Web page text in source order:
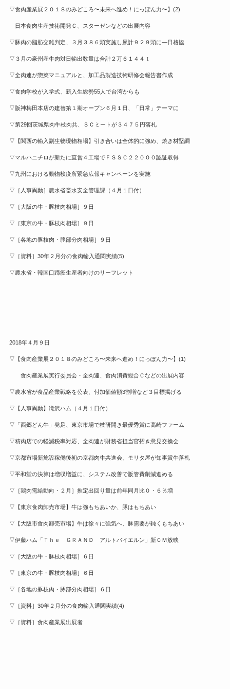
▽食肉産業展２０１８のみどころ〜未来へ進め！にっぽん力〜】(2)
日本食肉生産技術開発Ｃ、スターゼンなどの出展内容
▽豚肉の脂肪交雑判定、３月３８６頭実施し累計９２９頭に—日格協
▽３月の豪州産牛肉対日輸出数量は合計２万６１４４ｔ
▽全肉連が惣菜マニュアルと、加工品製造技術研修会報告書作成
▽食肉学校が入学式、新入生総勢55人で台湾からも
▽阪神梅田本店の建替第１期オープン６月１日、「日常」テーマに
▽第29回茨城県肉牛枝肉共、ＳＣミートが３４７５円落札
▽【関西の輸入副生物現物相場】引き合いは全体的に強め、焼き材堅調
▽マルハニチロが新たに直営４工場でＦＳＳＣ２２０００認証取得
▽九州における動物検疫所緊急広報キャンペーンを実施
▽［人事異動］農水省畜水安全管理課（４月１日付）
▽［大阪の牛・豚枝肉相場］９日
▽［東京の牛・豚枝肉相場］９日
▽［各地の豚枝肉・豚部分肉相場］９日
▽［資料］30年２月分の食肉輸入通関実績(5)
▽農水省・韓国口蹄疫生産者向けのリーフレット
2018年４月９日
▽【食肉産業展２０１８のみどころ〜未来へ進め！にっぽん力〜】(1)
食肉産業展実行委員会・全肉連、食肉消費総合Ｃなどの出展内容
▽農水省が食品産業戦略を公表、付加価値額3割増など３目標掲げる
▽【人事異動】滝沢ハム（４月１日付）
▽「西郷どん牛」発足、東京市場で枝研開き最優秀賞に高崎ファーム
▽精肉店での軽減税率対応、全肉連が財務省担当官招き意見交換会
▽京都市場新施設稼働後初の京都肉牛共進会、モリタ屋が知事賞牛落札
▽平和堂の決算は増収増益に、システム改善で販管費削減進める
▽［鶏肉需給動向・２月］推定出回り量は前年同月比０・６％増
▽【東京食肉卸売市場】牛は強もちあいか、豚はもちあい
▽【大阪市食肉卸売市場】牛は徐々に強気へ、豚需要が鈍くもちあい
▽伊藤ハム「Ｔｈｅ ＧＲＡＮＤ アルトバイエルン」新ＣＭ放映
▽［大阪の牛・豚枝肉相場］６日
▽［東京の牛・豚枝肉相場］６日
▽［各地の豚枝肉・豚部分肉相場］６日
▽［資料］30年２月分の食肉輸入通関実績(4)
▽［資料］食肉産業展出展者